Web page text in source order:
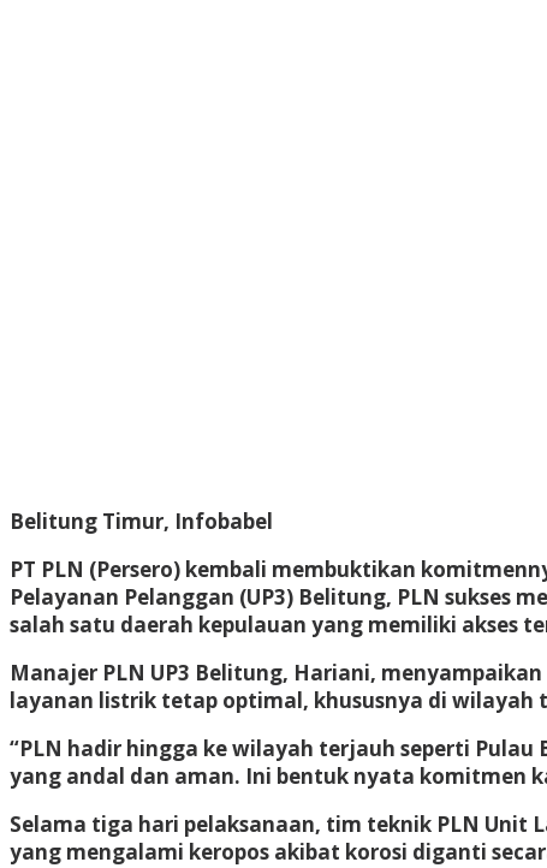
Belitung Timur, Infobabel
PT PLN (Persero) kembali membuktikan
Pelayanan Pelanggan (UP3) Belitung, PLN sukses
salah satu daerah kepulauan yang memiliki akses
Manajer PLN UP3 Belitung, Hariani,
layanan listrik tetap optimal, khususnya di
“PLN hadir hingga ke wilayah terjauh seperti
yang andal dan aman. Ini bentuk nyata komitmen
Selama tiga hari pelaksanaan, tim teknik PLN Unit
yang mengalami keropos akibat korosi diganti